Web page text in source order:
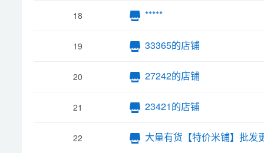
18 *****
19 33365的店铺
20 27242的店铺
21 23421的店铺
22 大量有货【特价米铺】批发